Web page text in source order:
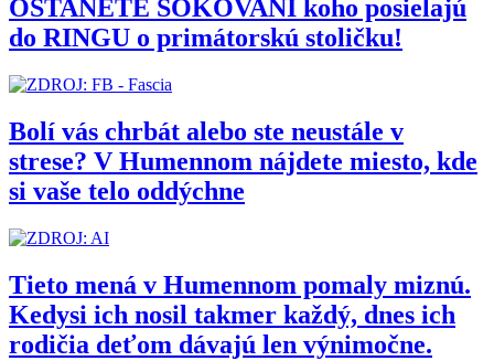
OSTANETE ŠOKOVANÍ koho posielajú
do RINGU o primátorskú stoličku!
Bolí vás chrbát alebo ste neustále v
strese? V Humennom nájdete miesto, kde
si vaše telo oddýchne
Tieto mená v Humennom pomaly miznú.
Kedysi ich nosil takmer každý, dnes ich
rodičia deťom dávajú len výnimočne.